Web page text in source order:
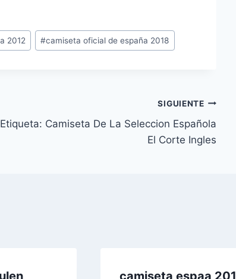
2012 #camiseta oficial de españa 2018
SIGUIENTE
Etiqueta: Camiseta De La Seleccion Española
El Corte Ingles